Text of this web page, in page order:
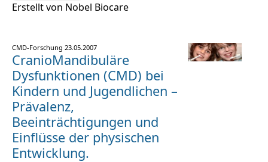
Erstellt von Nobel Biocare
CMD-Forschung 23.05.2007
CranioMandibuläre
Dysfunktionen (CMD) bei
Kindern und Jugendlichen –
Prävalenz,
Beeinträchtigungen und
Einflüsse der physischen
Entwicklung.